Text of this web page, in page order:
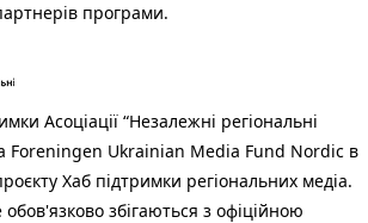
програми.
Асоціації “Незалежні регіональні
Foreningen Ukrainian Media Fund Nordic в
Хаб підтримки регіональних медіа.
збігаються з офіційною